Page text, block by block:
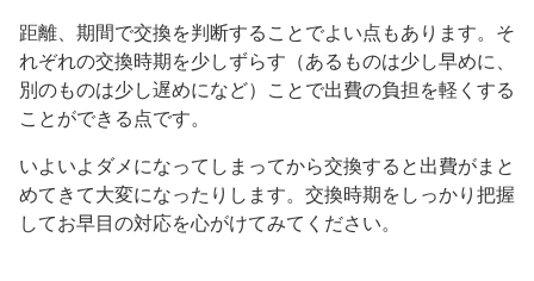
距離、期間で交換を判断することでよい点もあります。そ
れぞれの交換時期を少しずらす（あるものは少し早めに、
別のものは少し遅めになど）ことで出費の負担を軽くする
ことができる点です。
いよいよダメになってしまってから交換すると出費がまと
めてきて大変になったりします。交換時期をしっかり把握
してお早目の対応を心がけてみてください。